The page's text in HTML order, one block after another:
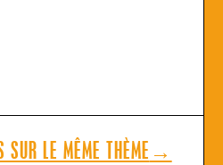
SUR LE MÊME THÈME →